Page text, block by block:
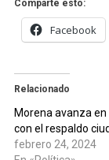
Comparte esto:
Facebook
Relacionado
Morena avanza en
con el respaldo
febrero 24, 2024